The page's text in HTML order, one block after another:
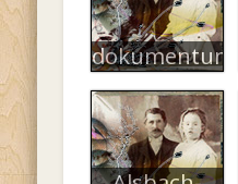
dokumentum